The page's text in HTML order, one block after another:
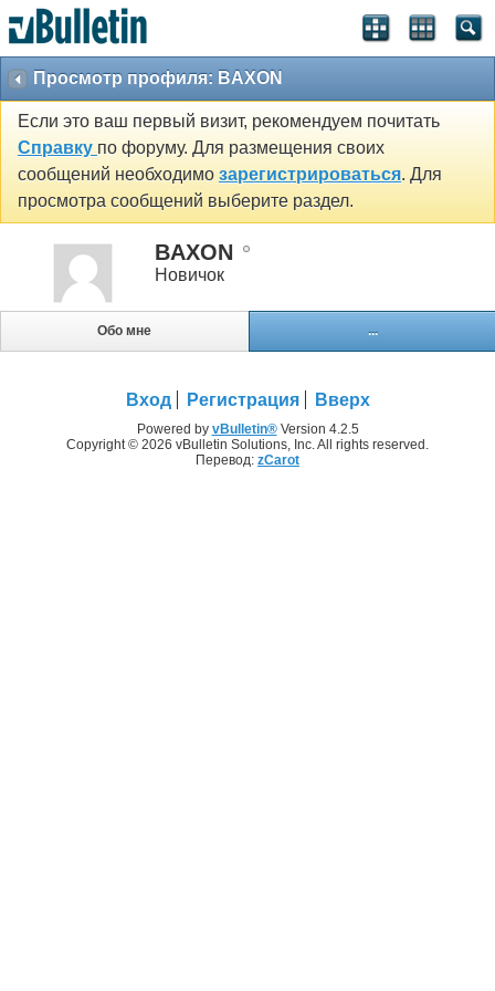
Просмотр профиля: BAXON
Если это ваш первый визит, рекомендуем почитать
Справку по форуму. Для размещения своих
сообщений необходимо зарегистрироваться. Для
просмотра сообщений выберите раздел.
BAXON
Новичок
Обо мне ...
Вход Регистрация Вверх
Powered by vBulletin®Version 4.2.5
Copyright © 2026 vBulletin Solutions, Inc. All rights reserved.
Перевод: zCarot